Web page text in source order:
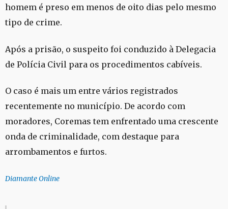
homem é preso em menos de oito dias pelo mesmo
tipo de crime.
Após a prisão, o suspeito foi conduzido à Delegacia
de Polícia Civil para os procedimentos cabíveis.
O caso é mais um entre vários registrados
recentemente no município. De acordo com
moradores, Coremas tem enfrentado uma crescente
onda de criminalidade, com destaque para
arrombamentos e furtos.
Diamante Online